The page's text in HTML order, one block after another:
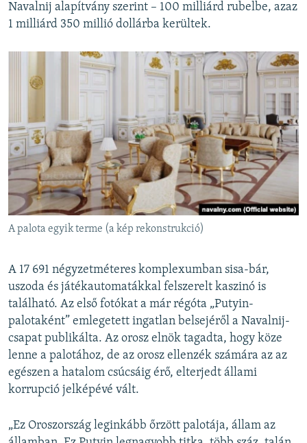
Navalnij alapítvány szerint – 100 milliárd rubelbe, azaz
1 milliárd 350 millió dollárba kerültek.
A palota egyik terme (a kép rekonstrukció)
A 17 691 négyzetméteres komplexumban sisa-bár,
uszoda és játékautomatákkal felszerelt kaszinó is
található. Az első fotókat a már régóta „Putyin-
palotaként” emlegetett ingatlan belsejéről a Navalnij-
csapat publikálta. Az orosz elnök tagadta, hogy köze
lenne a palotához, de az orosz ellenzék számára az az
egészen a hatalom csúcsáig érő, elterjedt állami
korrupció jelképévé vált.
„Ez Oroszország leginkább őrzött palotája, állam az